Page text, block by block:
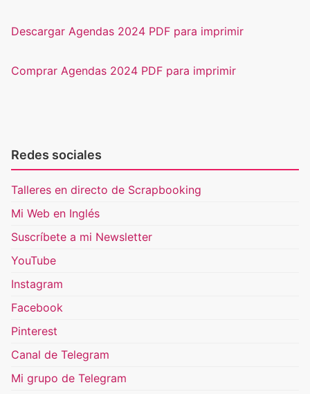
Descargar Agendas 2024 PDF para imprimir
Comprar Agendas 2024 PDF para imprimir
Redes sociales
Talleres en directo de Scrapbooking
Mi Web en Inglés
Suscríbete a mi Newsletter
YouTube
Instagram
Facebook
Pinterest
Canal de Telegram
Mi grupo de Telegram